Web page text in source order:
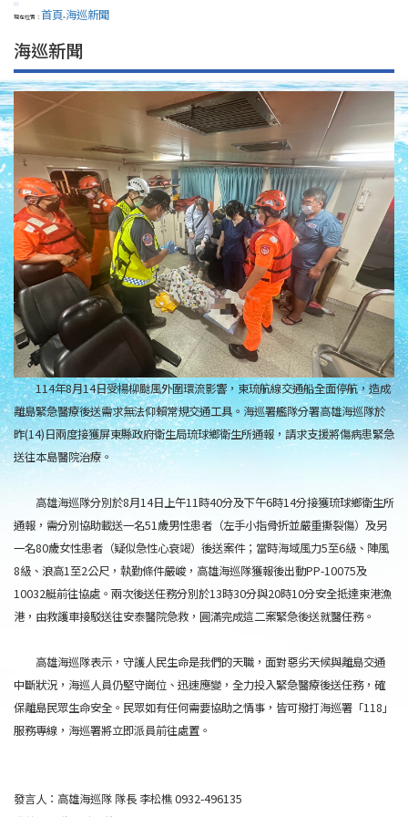
:::
現在位置： 首頁>海巡新聞
海巡新聞
114年8月14日受楊柳颱風外圍環流影響，東琉航線交通船全面停航，造成
離島緊急醫療後送需求無法仰賴常規交通工具。海巡署艦隊分署高雄海巡隊於
昨(14)日兩度接獲屏東縣政府衛生局琉球鄉衛生所通報，請求支援將傷病患緊急
送往本島醫院治療。
高雄海巡隊分別於8月14日上午11時40分及下午6時14分接獲琉球鄉衛生所
通報，需分別協助載送一名51歲男性患者（左手小指骨折並嚴重撕裂傷）及另
一名80歲女性患者（疑似急性心衰竭）後送案件；當時海域風力5至6級、陣風
8級、浪高1至2公尺，執勤條件嚴峻，高雄海巡隊獲報後出動PP-10075及
10032艇前往協處。兩次後送任務分別於13時30分與20時10分安全抵達東港漁
港，由救護車接駁送往安泰醫院急救，圓滿完成這二案緊急後送就醫任務。
高雄海巡隊表示，守護人民生命是我們的天職，面對惡劣天候與離島交通
中斷狀況，海巡人員仍堅守崗位、迅速應變，全力投入緊急醫療後送任務，確
保離島民眾生命安全。民眾如有任何需要協助之情事，皆可撥打海巡署「118」
服務專線，海巡署將立即派員前往處置。
發言人：高雄海巡隊 隊長 李松樵 0932-496135